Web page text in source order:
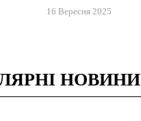
16 Вересня 2025
НОВИНИ